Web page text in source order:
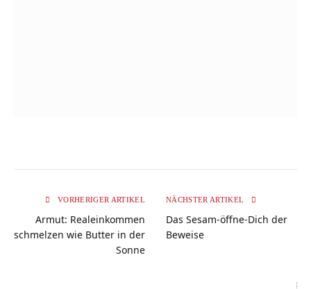
VORHERIGER ARTIKEL
Armut: Realeinkommen
schmelzen wie Butter in der
Sonne
NÄCHSTER ARTIKEL
Das Sesam-öffne-Dich der
Beweise